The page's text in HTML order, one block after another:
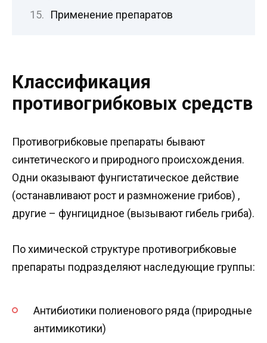
Применение препаратов
Классификация
противогрибковых средств
Противогрибковые препараты бывают
синтетического и природного происхождения.
Одни оказывают фунгистатическое действие
(останавливают рост и размножение грибов) ,
другие – фунгицидное (вызывают гибель гриба).
По химической структуре противогрибковые
препараты подразделяют наследующие группы:
Антибиотики полиенового ряда (природные
антимикотики)